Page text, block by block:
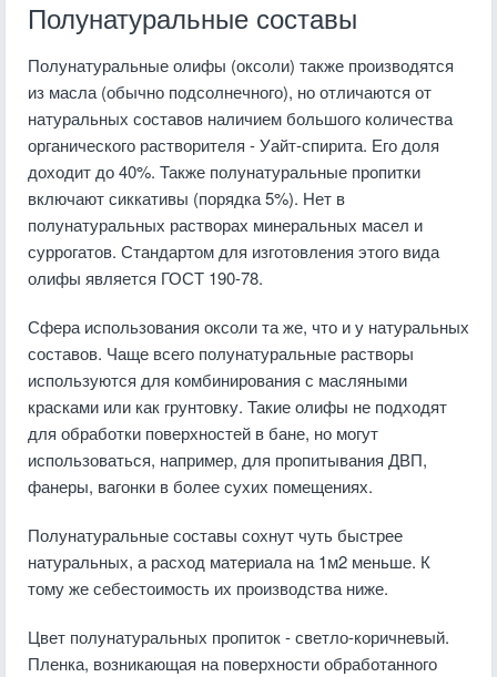
Полунатуральные составы
Полунатуральные олифы (оксоли) также производятся
из масла (обычно подсолнечного), но отличаются от
натуральных составов наличием большого количества
органического растворителя - Уайт-спирита. Его доля
доходит до 40%. Также полунатуральные пропитки
включают сиккативы (порядка 5%). Нет в
полунатуральных растворах минеральных масел и
суррогатов. Стандартом для изготовления этого вида
олифы является ГОСТ 190-78.
Сфера использования оксоли та же, что и у натуральных
составов. Чаще всего полунатуральные растворы
используются для комбинирования с масляными
красками или как грунтовку. Такие олифы не подходят
для обработки поверхностей в бане, но могут
использоваться, например, для пропитывания ДВП,
фанеры, вагонки в более сухих помещениях.
Полунатуральные составы сохнут чуть быстрее
натуральных, а расход материала на 1м2 меньше. К
тому же себестоимость их производства ниже.
Цвет полунатуральных пропиток - светло-коричневый.
Пленка, возникающая на поверхности обработанного